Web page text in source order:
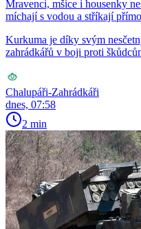
Mravenci, mšice i housenky
míchají s vodou a stříkají
Kurkuma je díky svým
zahrádkářů v boji proti
Chalupáři-Zahrádkáři
dnes, 07:58
2 min